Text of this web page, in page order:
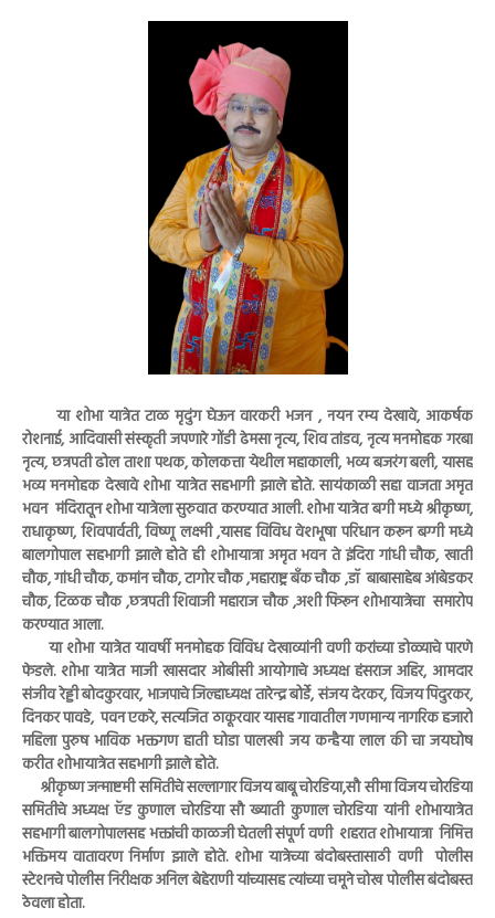
या शोभा यात्रेत टाळ मृदुंग घेऊन वारकरी भजन , नयन रम्य देखावे, आकर्षक
रोशनाई, आदिवासी संस्कृती जपणारे गोंडी ढेमसा नृत्य, शिव तांडव, नृत्य मनमोहक गरबा
नृत्य, छत्रपती ढोल ताशा पथक, कोलकत्ता येथील महाकाली, भव्य बजरंग बली, यासह
भव्य मनमोहक देखावे शोभा यात्रेत सहभागी झाले होते. सायंकाळी सहा वाजता अमृत
भवन मंदिरातून शोभा यात्रेला सुरुवात करण्यात आली. शोभा यात्रेत बगी मध्ये श्रीकृष्ण,
राधाकृष्ण, शिवपार्वती, विष्णू लक्ष्मी ,यासह विविध वेशभूषा परिधान करून बग्गी मध्ये
बालगोपाल सहभागी झाले होते ही शोभायात्रा अमृत भवन ते इंदिरा गांधी चौक, खाती
चौक, गांधी चौक, कमांन चौक, टागोर चौक ,महाराष्ट्र बँक चौक ,डॉ बाबासाहेब आंबेडकर
चौक, टिळक चौक ,छत्रपती शिवाजी महाराज चौक ,अशी फिरून शोभायात्रेचा समारोप
करण्यात आला.
या शोभा यात्रेत यावर्षी मनमोहक विविध देखाव्यांनी वणी करांच्या डोळ्याचे पारणे
फेडले. शोभा यात्रेत माजी खासदार ओबीसी आयोगाचे अध्यक्ष हंसराज अहिर, आमदार
संजीव रेड्डी बोदकुरवार, भाजपाचे जिल्हाध्यक्ष तारेन्द्र बोर्डे, संजय देरकर, विजय पिदुरकर,
दिनकर पावडे, पवन एकरे, सत्यजित ठाकूरवार यासह गावातील गणमान्य नागरिक हजारो
महिला पुरुष भाविक भक्तगण हाती घोडा पालखी जय कन्हैया लाल की चा जयघोष
करीत शोभायात्रेत सहभागी झाले होते.
श्रीकृष्ण जन्माष्टमी समितीचे सल्लागार विजय बाबू चोरडिया,सौ सीमा विजय चोरडिया
समितीचे अध्यक्ष ऍड कुणाल चोरडिया सौ ख्याती कुणाल चोरडिया यांनी शोभायात्रेत
सहभागी बालगोपालसह भक्तांची काळजी घेतली संपूर्ण वणी शहरात शोभायात्रा निमित्त
भक्तिमय वातावरण निर्माण झाले होते. शोभा यात्रेच्या बंदोबस्तासाठी वणी पोलीस
स्टेशनचे पोलीस निरीक्षक अनिल बेहेराणी यांच्यासह त्यांच्या चमूने चोख पोलीस बंदोबस्त
ठेवला होता.